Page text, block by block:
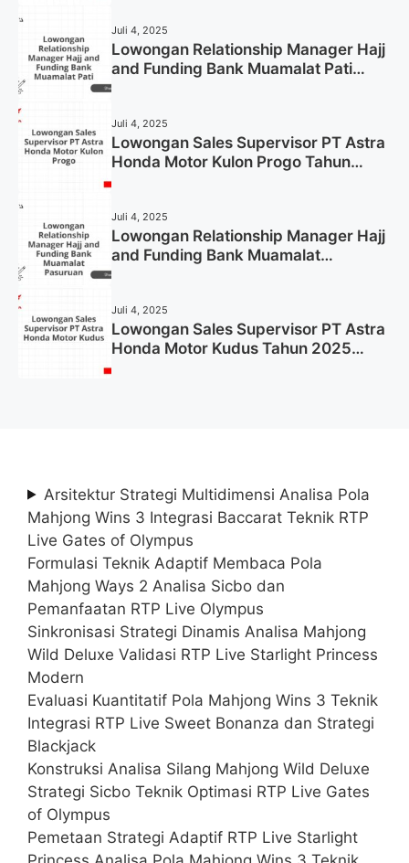
Juli 4, 2025
Lowongan Relationship Manager Hajj
and Funding Bank Muamalat Pati
Juli 4, 2025
Lowongan Sales Supervisor PT Astra
Honda Motor Kulon Progo Tahun
Juli 4, 2025
Lowongan Relationship Manager Hajj
and Funding Bank Muamalat
Juli 4, 2025
Lowongan Sales Supervisor PT Astra
Honda Motor Kudus Tahun 2025
Arsitektur Strategi Multidimensi Analisa Pola
Mahjong Wins 3 Integrasi Baccarat Teknik RTP
Live Gates of Olympus
Formulasi Teknik Adaptif Membaca Pola
Mahjong Ways 2 Analisa Sicbo dan
Pemanfaatan RTP Live Olympus
Sinkronisasi Strategi Dinamis Analisa Mahjong
Wild Deluxe Validasi RTP Live Starlight Princess
Modern
Evaluasi Kuantitatif Pola Mahjong Wins 3 Teknik
Integrasi RTP Live Sweet Bonanza dan Strategi
Blackjack
Konstruksi Analisa Silang Mahjong Wild Deluxe
Strategi Sicbo Teknik Optimasi RTP Live Gates
of Olympus
Pemetaan Strategi Adaptif RTP Live Starlight